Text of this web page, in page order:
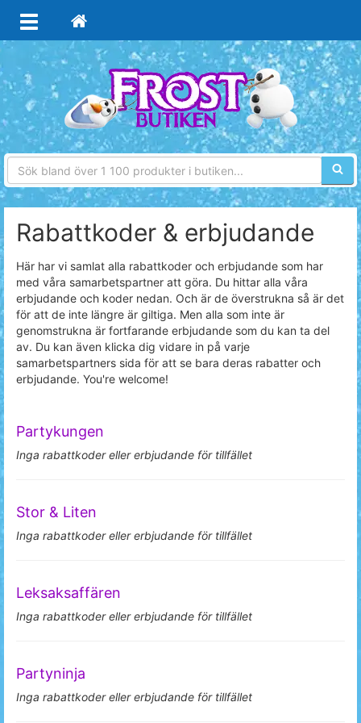
Rabattkoder & erbjudande
Här har vi samlat alla rabattkoder och erbjudande som har
med våra samarbetspartner att göra. Du hittar alla våra
erbjudande och koder nedan. Och är de överstrukna så är det
för att de inte längre är giltiga. Men alla som inte är
genomstrukna är fortfarande erbjudande som du kan ta del
av. Du kan även klicka dig vidare in på varje
samarbetspartners sida för att se bara deras rabatter och
erbjudande. You're welcome!
Partykungen
Inga rabattkoder eller erbjudande för tillfället
Stor & Liten
Inga rabattkoder eller erbjudande för tillfället
Leksaksaffären
Inga rabattkoder eller erbjudande för tillfället
Partyninja
Inga rabattkoder eller erbjudande för tillfället